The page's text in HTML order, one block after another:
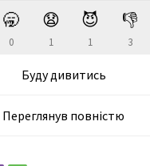
🥱
0
😧
1
😈
1
👎
3
Буду дивитись
Переглянув повністю